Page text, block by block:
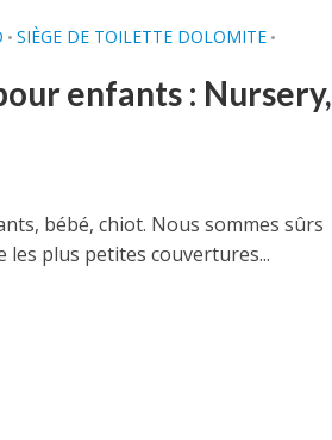
• SIÈGE DE TOILETTE DOLOMITE •
enfants : Nursery,
bébé, chiot. Nous sommes sûrs
plus petites couvertures...